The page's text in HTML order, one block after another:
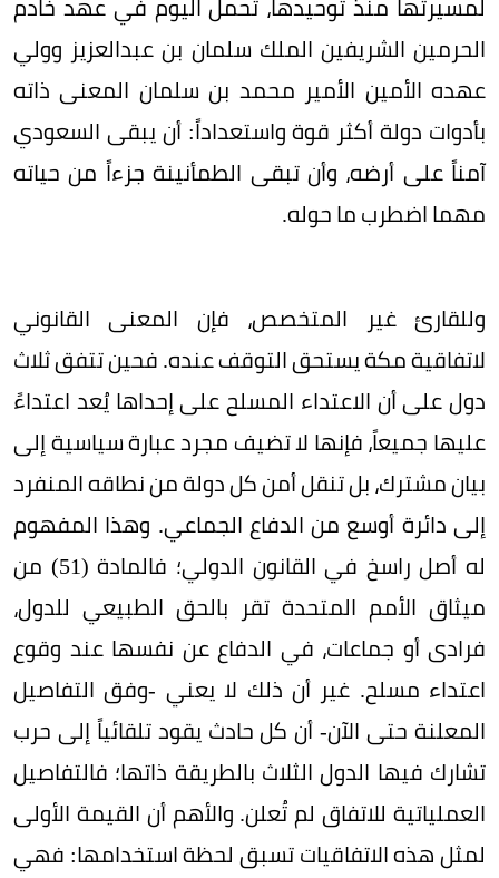
الحرمين الشريفين الملك سلمان بن عبدالعزيز وولي
عهده الأمين الأمير محمد بن سلمان المعنى ذاته
بأدوات دولة أكثر قوة واستعداداً: أن يبقى السعودي
آمناً على أرضه، وأن تبقى الطمأنينة جزءاً من حياته
مهما اضطرب ما حوله.
وللقارئ غير المتخصص، فإن المعنى القانوني
لاتفاقية مكة يستحق التوقف عنده. فحين تتفق ثلاث
دول على أن الاعتداء المسلح على إحداها يُعد اعتداءً
عليها جميعاً، فإنها لا تضيف مجرد عبارة سياسية إلى
بيان مشترك، بل تنقل أمن كل دولة من نطاقه المنفرد
إلى دائرة أوسع من الدفاع الجماعي. وهذا المفهوم
له أصل راسخ في القانون الدولي؛ فالمادة (51) من
ميثاق الأمم المتحدة تقر بالحق الطبيعي للدول،
فرادى أو جماعات، في الدفاع عن نفسها عند وقوع
اعتداء مسلح. غير أن ذلك لا يعني -وفق التفاصيل
المعلنة حتى الآن- أن كل حادث يقود تلقائياً إلى حرب
تشارك فيها الدول الثلاث بالطريقة ذاتها؛ فالتفاصيل
العملياتية للاتفاق لم تُعلن. والأهم أن القيمة الأولى
لمثل هذه الاتفاقيات تسبق لحظة استخدامها: فهي